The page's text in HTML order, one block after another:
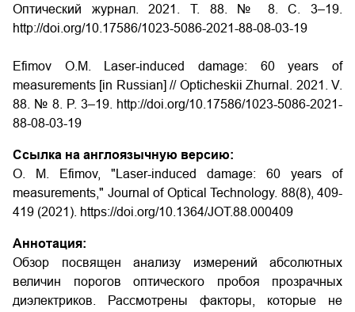
Оптический журнал. 2021. Т. 88. № 8. С. 3–19.
http://doi.org/10.17586/1023-5086-2021-88-08-03-19
Efimov O.M. Laser-induced damage: 60 years of
measurements [in Russian] // Opticheskii Zhurnal. 2021. V.
88. № 8. P. 3–19. http://doi.org/10.17586/1023-5086-2021-
88-08-03-19
Ссылка на англоязычную версию:
O. M. Efimov, "Laser-induced damage: 60 years of
measurements," Journal of Optical Technology. 88(8), 409-
419 (2021). https://doi.org/10.1364/JOT.88.000409
Аннотация:
Обзор посвящен анализу измерений абсолютных
величин порогов оптического пробоя прозрачных
диэлектриков. Рассмотрены факторы, которые не